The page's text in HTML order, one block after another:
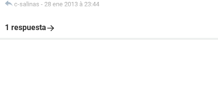
c-salinas - 28 ene 2013 à 23:44
1 respuesta